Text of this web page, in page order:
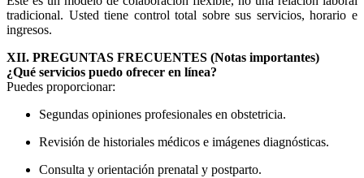
tradicional. Usted tiene control total sobre sus servicios, horario e
ingresos.
XII. PREGUNTAS FRECUENTES (Notas importantes)
¿Qué servicios puedo ofrecer en línea?
Puedes proporcionar:
Segundas opiniones profesionales en obstetricia.
Revisión de historiales médicos e imágenes diagnósticas.
Consulta y orientación prenatal y postparto.